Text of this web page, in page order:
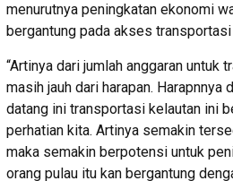
menurutnya peningkatan ekonomi
bergantung pada akses
“Artinya dari jumlah anggaran untuk
masih jauh dari harapan. Harapnnya
datang ini transportasi kelautan ini
perhatian kita. Artinya semakin
maka semakin berpotensi untuk
orang pulau itu kan bergantung